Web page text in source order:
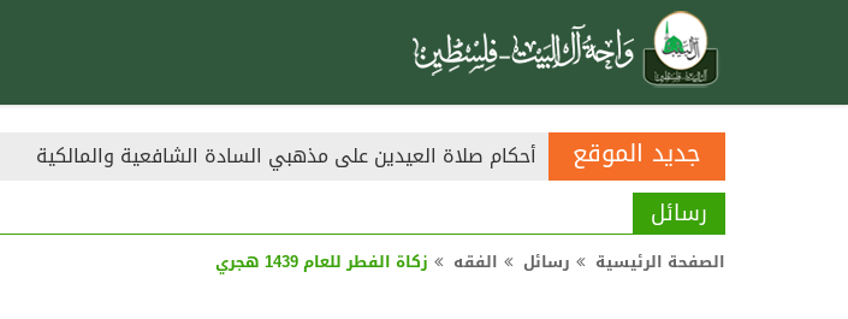
جديد الموقع أحكام صلاة العيدين على مذهبي السادة الشافعية والمالكية
رسائل
الصفحة الرئيسية رسائل الفقه زكاة الفطر للعام 1439 هجري